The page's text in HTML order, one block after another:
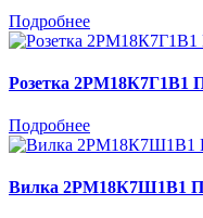
Подробнее
Розетка 2РМ18К7Г1В1
Подробнее
Вилка 2РМ18К7Ш1В1